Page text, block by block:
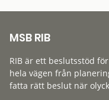
MSB RIB
RIB är ett beslutsstöd
hela vägen från
fatta rätt beslut när